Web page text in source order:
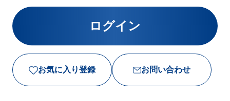
お気に入り登録 お問い合わせ